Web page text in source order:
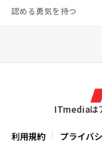
認める勇気を持つ
ITmediaは
利用規約 プライバ